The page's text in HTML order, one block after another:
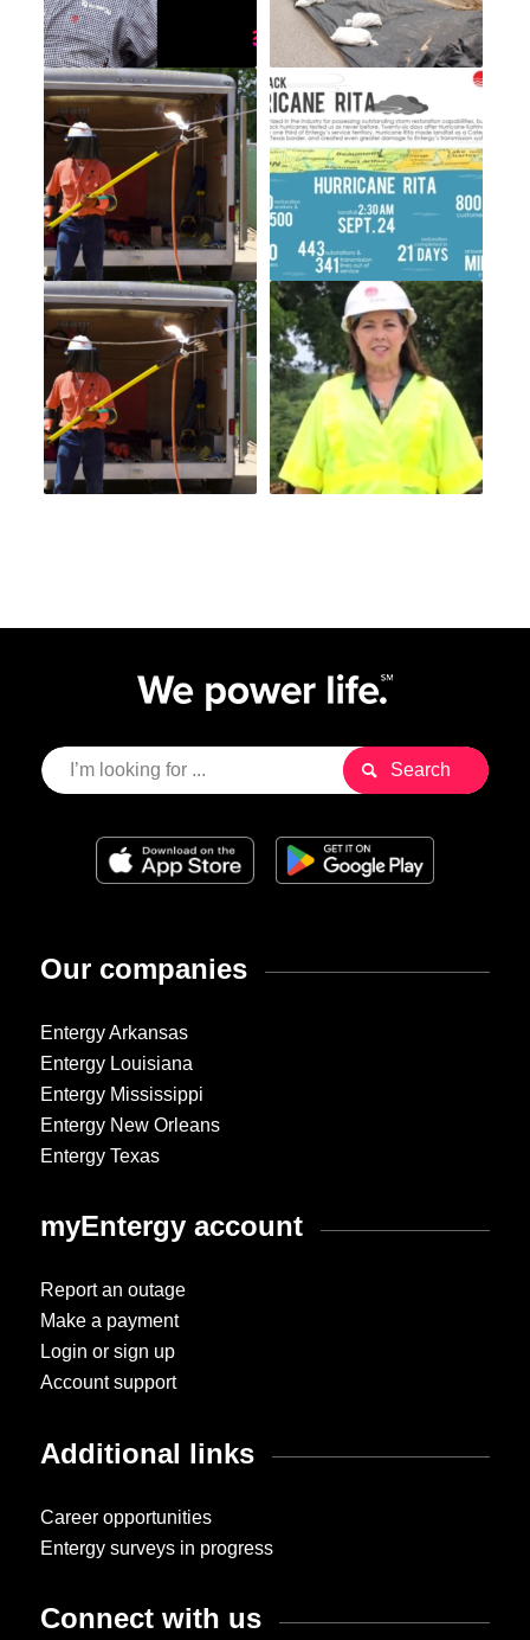
Our companies
Entergy Arkansas
Entergy Louisiana
Entergy Mississippi
Entergy New Orleans
Entergy Texas
myEntergy account
Report an outage
Make a payment
Login or sign up
Account support
Additional links
Career opportunities
Entergy surveys in progress
Connect with us